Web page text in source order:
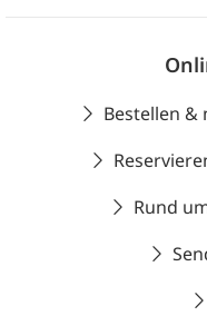
Bestellen &
Rund